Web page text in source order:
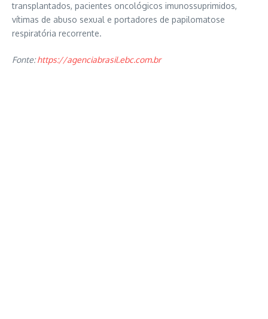
transplantados, pacientes oncológicos imunossuprimidos,
vítimas de abuso sexual e portadores de papilomatose
respiratória recorrente.
Fonte:https://agenciabrasil.ebc.com.br